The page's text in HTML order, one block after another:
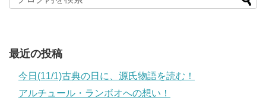
最近の投稿
今日(11/1)古典の日に、源氏物語を読む！
アルチュール・ランボオへの想い！